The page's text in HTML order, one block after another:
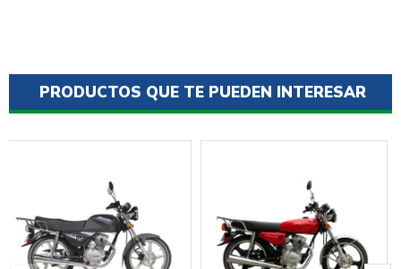
PRODUCTOS QUE TE PUEDEN INTERESAR